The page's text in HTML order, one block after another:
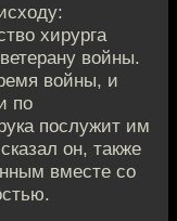
хирурга
войны.
войны, и
по
послужит им
он, также
вместе со